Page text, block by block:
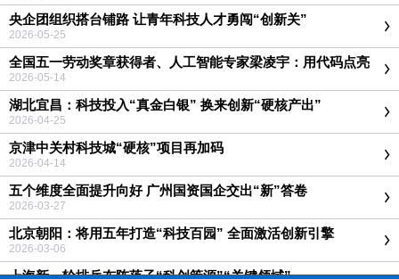
央企团组织搭台铺路 让青年科技人才勇闯“创新关”
2026-05-25
全国五一劳动奖章获得者、人工智能专家梁凌宇：用代码点亮
万家灯火
2026-05-14
湖北宜昌：科技投入“真金白银” 换来创新“硬核产出”
2026-04-25
京津中关村科技城“硬核”项目再加码
2026-04-14
五个维度全面提升向好 广州国资国企交出“新”答卷
2026-03-27
北京朝阳：将用五年打造“科技百园” 全面激活创新引擎
2026-03-06